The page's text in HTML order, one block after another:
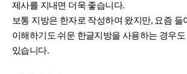
제사를 지내면 더욱 좋습니다.
보통 지방은 한자로 작성하여 왔지만, 요즘 들
이해하기도 쉬운 한글지방을 사용하는 경우도
있습니다.